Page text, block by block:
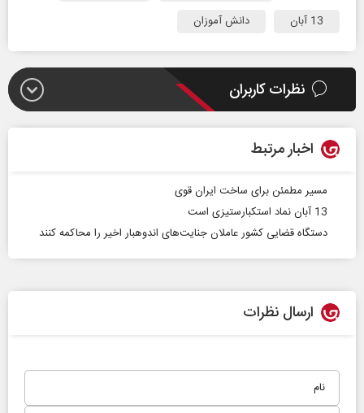
13 آبان
دانش آموزان
نظرات کاربران
اخبار مرتبط
مسیر مطمئن برای ساخت ایران قوی
13 آبان نماد استکبارستیزی است
دستگاه قضایی کشور عاملان جنایت‌های اندوهبار اخیر را محاکمه کنند
ارسال نظرات